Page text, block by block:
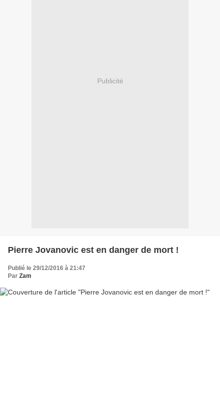
Publicité
Pierre Jovanovic est en danger de mort !
Publié le 29/12/2016 à 21:47
Par Zam